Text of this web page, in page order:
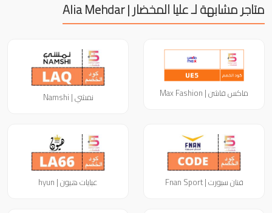
متاجر مشابهة لـ عليا المخضار | Alia Mehdar
ماكس فاشن | Max Fashion نمشي | Namshi
فنان سبورت | Fnan Sport عبايات هيون | hyun